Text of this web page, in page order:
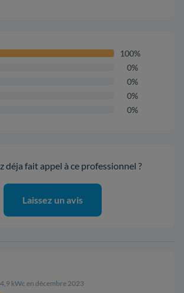
100%
0%
0%
0%
0%
déja fait appel à ce professionnel ?
Laissez un avis
kWc en décembre 2023